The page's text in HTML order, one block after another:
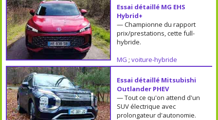
Essai détaillé MG EHS
Hybrid+
— Championne du rapport
prix/prestations, cette full-
hybride.
MG ; voiture-hybride
Essai détaillé Mitsubishi
Outlander PHEV
— Tout ce qu'on attend d'un
SUV électrique avec
prolongateur d'autonomie.